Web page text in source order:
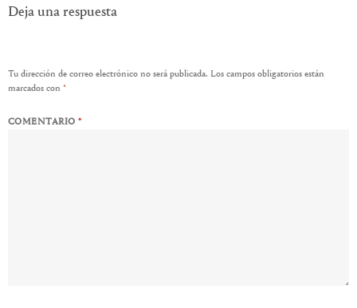
entradas
Deja una respuesta
Tu dirección de correo electrónico no será publicada. Los campos obligatorios están
marcados con *
COMENTARIO*